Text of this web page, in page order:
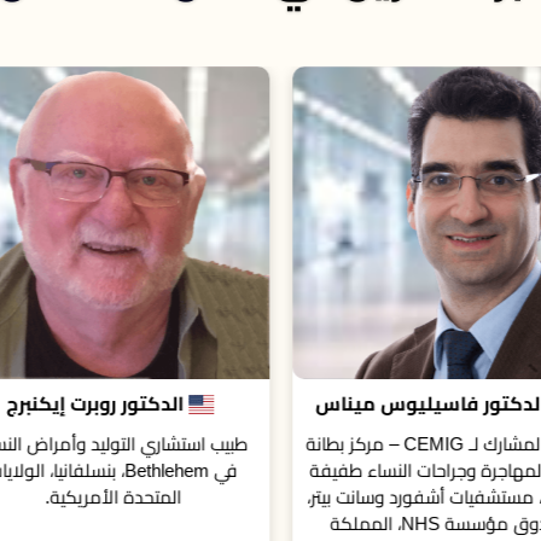
الدكتور روبرت إيكنبرج
استشاري التوليد وأمراض النساء
في Bethlehem، بنسلفانيا، الولايات
المتحدة الأمريكية.
بروفيسور سيلفينا إم.
أستاذة في قسم أمراض النساء
كلية إي في إم إس، نورفولك،
الولايات المتحدة الأمريكية